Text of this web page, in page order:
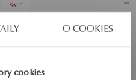
O COOKIES
cookies
SALE
Pozlátené strieborné visiace
Najnižšia cena za 30 dní: